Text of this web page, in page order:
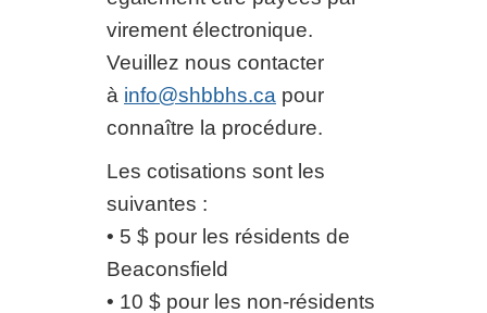
virement électronique.
Veuillez nous contacter
à info@shbbhs.ca pour
connaître la procédure.
Les cotisations sont les
suivantes :
• 5 $ pour les résidents de
Beaconsfield
• 10 $ pour les non-résidents